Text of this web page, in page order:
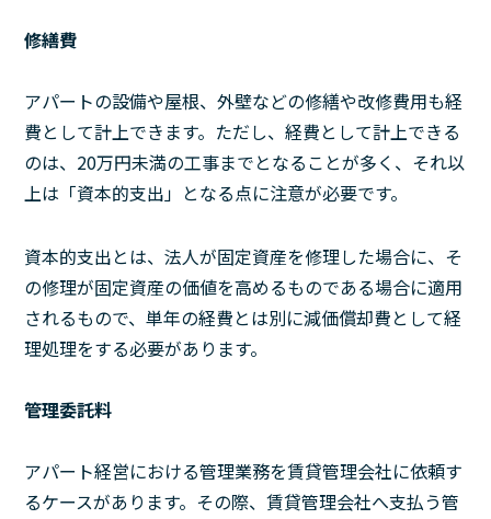
修繕費
アパートの設備や屋根、外壁などの修繕や改修費用も経
費として計上できます。ただし、経費として計上できる
のは、20万円未満の工事までとなることが多く、それ以
上は「資本的支出」となる点に注意が必要です。
資本的支出とは、法人が固定資産を修理した場合に、そ
の修理が固定資産の価値を高めるものである場合に適用
されるもので、単年の経費とは別に減価償却費として経
理処理をする必要があります。
管理委託料
アパート経営における管理業務を賃貸管理会社に依頼す
るケースがあります。その際、賃貸管理会社へ支払う管